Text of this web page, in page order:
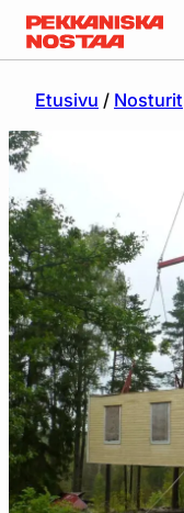
Etusivu / Nosturit